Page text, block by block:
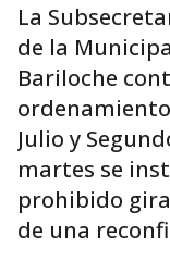
La
de la
Bariloche
Julio y
martes se
prohibido
de una